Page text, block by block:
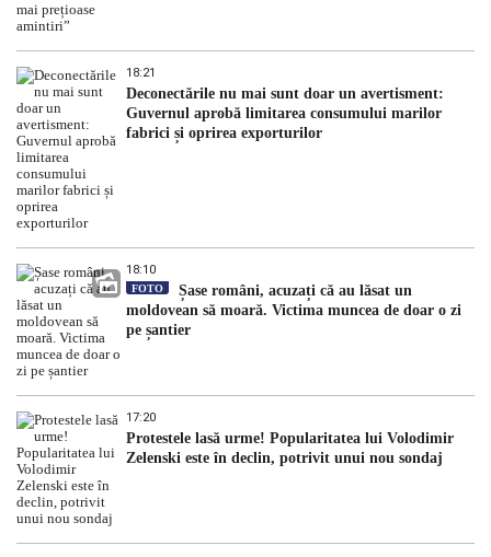
18:21
Deconectările nu mai sunt doar un avertisment:
Guvernul aprobă limitarea consumului marilor
fabrici și oprirea exporturilor
18:10
FOTO
Șase români, acuzați că au lăsat un
moldovean să moară. Victima muncea de doar o zi
pe șantier
17:20
Protestele lasă urme! Popularitatea lui Volodimir
Zelenski este în declin, potrivit unui nou sondaj